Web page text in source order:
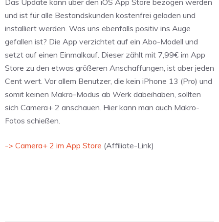
Das Update kann über den iOS App Store bezogen werden
und ist für alle Bestandskunden kostenfrei geladen und
installiert werden. Was uns ebenfalls positiv ins Auge
gefallen ist? Die App verzichtet auf ein Abo-Modell und
setzt auf einen Einmalkauf. Dieser zählt mit 7,99€ im App
Store zu den etwas größeren Anschaffungen, ist aber jeden
Cent wert. Vor allem Benutzer, die kein iPhone 13 (Pro) und
somit keinen Makro-Modus ab Werk dabeihaben, sollten
sich Camera+ 2 anschauen. Hier kann man auch Makro-
Fotos schießen.
-> Camera+ 2 im App Store (Affiliate-Link)